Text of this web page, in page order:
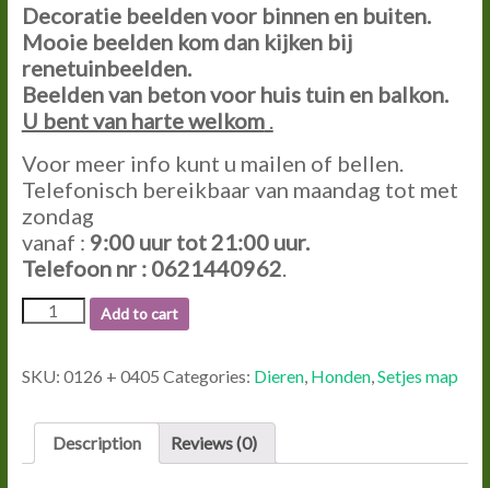
Decoratie beelden voor binnen en buiten.
Mooie beelden kom dan kijken bij
renetuinbeelden.
Beelden van beton voor huis tuin en balkon.
U bent van harte welkom.
Voor meer info kunt u mailen of bellen.
Telefonisch bereikbaar van maandag tot met
zondag
vanaf : 9:00uur tot 21:00uur.
Telefoon nr : 0621440962
0126
+
SPANIEL
SPANIEL
quantity
Add to cart
SKU: 0126 + 0405 Categories: Dieren, Honden, Setjes map
Description Reviews (0)